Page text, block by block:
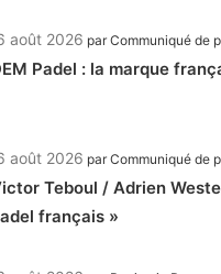
août 2026 parCommuniqué de
Padel : la marque
août 2026 parCommuniqué de
Teboul / Adrien
français »